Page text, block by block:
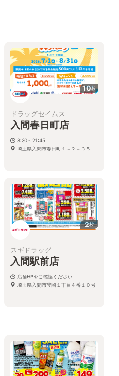
10枚
ドラッグセイムス
入間春日町店
8:30～21:45
埼玉県入間市春日町１－２－３５
2枚
スギドラッグ
入間駅前店
店舗HPをご確認ください
埼玉県入間市豊岡１丁目４番１０号